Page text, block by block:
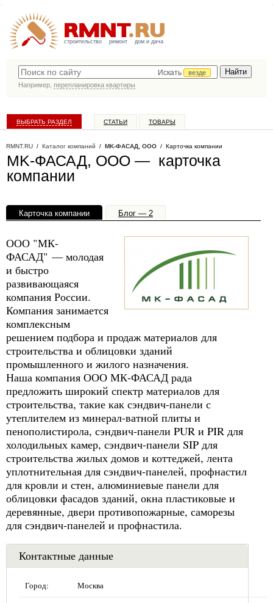
строительство ремонт дом и дача
Искать
везде
Например, перепланировка квартиры
ВЫБРАТЬ РАЗДЕЛ СТАТЬИ ТОВАРЫ
RMNT.RU / Каталог компаний / MK-ФАСАД, ООО / Карточка компании
MK-ФАСАД, ООО — карточка
компании
Карточка компании
Блог — 2
ООО "МК-
ФАСАД" — молодая
и быстро
развивающаяся
компания России.
Компания занимается
комплексным
решением подбора и продаж материалов для
строительства и облицовки зданий
промышленного и жилого назначения.
Наша компания ООО МК-ФАСАД рада
предложить широкий спектр материалов для
строительства, такие как сэндвич-панели с
утеплителем из минерал-ватной плиты и
пенополистирола, сэндвич-панели PUR и PIR для
холодильных камер, сэндвич-панели SIP для
строительства жилых домов и коттеджей, лента
уплотнительная для сэндвич-панелей, профнастил
для кровли и стен, алюминиевые панели для
облицовки фасадов зданий, окна пластиковые и
деревянные, двери противопожарные, саморезы
для сэндвич-панелей и профнастила.
Контактные данные
Город: Москва